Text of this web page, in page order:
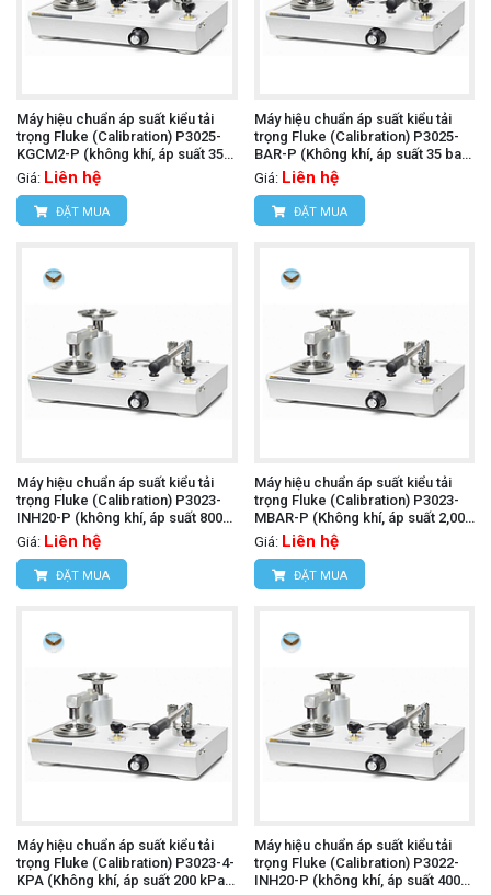
Máy hiệu chuẩn áp suất kiểu tải
trọng Fluke (Calibration) P3025-
KGCM2-P (không khí, áp suất 35
kgf/cm² và chân không đến 760
Giá: Liên hệ
ĐẶT MUA
Máy hiệu chuẩn áp suất kiểu tải
trọng Fluke (Calibration) P3025-
BAR-P (Không khí, áp suất 35 bar
và chân không đến 1,000 mbar,
Giá: Liên hệ
ĐẶT MUA
Máy hiệu chuẩn áp suất kiểu tải
trọng Fluke (Calibration) P3023-
INH20-P (không khí, áp suất 800
inH2O và chân không đến 30 inHg
PCU đôi)
Giá: Liên hệ
ĐẶT MUA
Máy hiệu chuẩn áp suất kiểu tải
trọng Fluke (Calibration) P3023-
MBAR-P (Không khí, áp suất 2,000
mbar và chân không đến 1,000
mbar)
Giá: Liên hệ
ĐẶT MUA
Máy hiệu chuẩn áp suất kiểu tải
trọng Fluke (Calibration) P3023-4-
KPA (Không khí, áp suất 200 kPa
Máy hiệu chuẩn áp suất kiểu tải
trọng Fluke (Calibration) P3022-
INH20-P (không khí, áp suất 400